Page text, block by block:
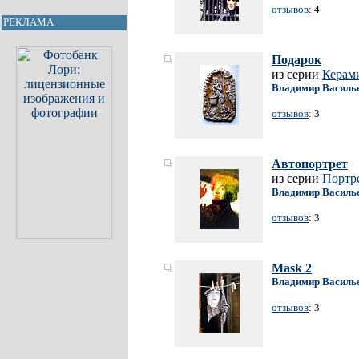
РЕКЛАМА
отзывов: 4
Подарок
из серии
Владимир
отзывов: 3
Автопортрет
из серии
Владимир
отзывов: 3
Mask 2
Владимир
отзывов: 3